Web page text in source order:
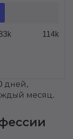
114k
дней,
месяц.